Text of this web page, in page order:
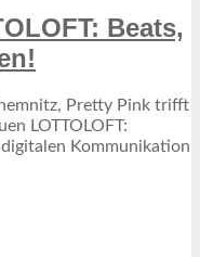
Beats,
Pretty Pink trifft
LOTTOLOFT:
Kommunikation